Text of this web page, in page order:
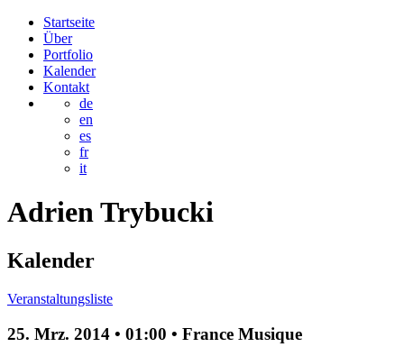
Startseite
Über
Portfolio
Kalender
Kontakt
de
en
es
fr
it
AdrienTrybucki
Kalender
Veranstaltungsliste
25. Mrz. 2014 • 01:00 • France Musique